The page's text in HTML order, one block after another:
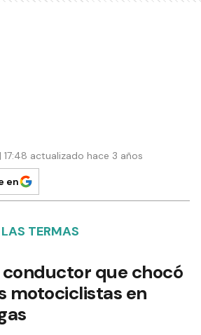
actualizado hace 3 años
en
TERMAS
conductor que chocó
motociclistas en